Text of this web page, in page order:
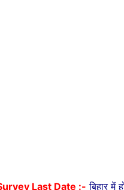
Last Date :- बिहार में